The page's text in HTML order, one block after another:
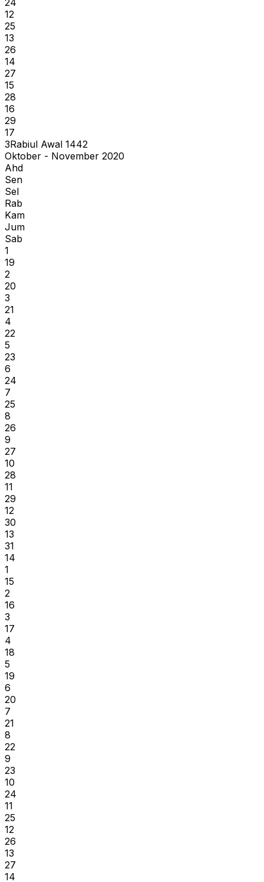
12
25
13
26
14
27
15
28
16
29
17
3Rabiul Awal 1442
Oktober - November 2020
Ahd
Sen
Sel
Rab
Kam
Jum
Sab
1
19
2
20
3
21
4
22
5
23
6
24
7
25
8
26
9
27
10
28
11
29
12
30
13
31
14
1
15
2
16
3
17
4
18
5
19
6
20
7
21
8
22
9
23
10
24
11
25
12
26
13
27
14